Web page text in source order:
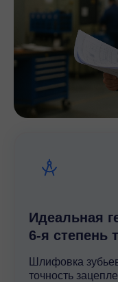
Идеальная
6-я степень
Шлифовка
точность